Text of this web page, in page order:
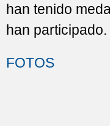
han tenido
han
FOTOS